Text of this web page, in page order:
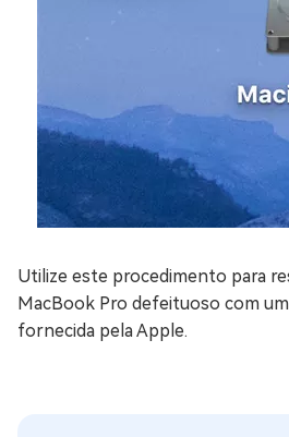
Utilize este procedimento para
MacBook Pro defeituoso com
fornecida pela Apple.